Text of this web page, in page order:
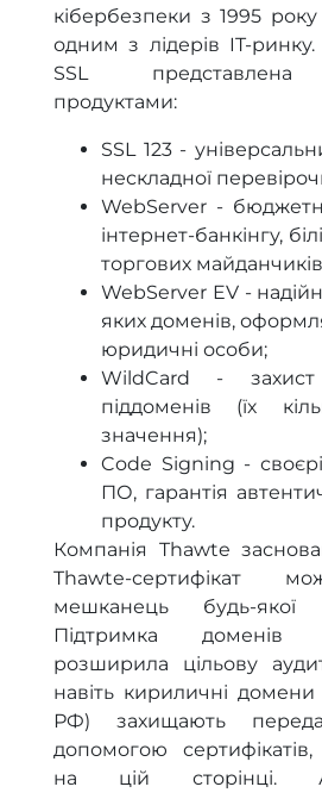
кібербезпеки з 1995 року
одним з лідерів IT-ринку.
SSL представлена
продуктами:
SSL 123 -
нескладної
WebServer -
інтернет-банкінгу,
торгових
WebServer EV -
яких доменів,
юридичні особи;
WildCard - захист
піддоменів (їх
значення);
Code Signing -
ПО, гарантія
продукту.
Компанія Thawte
Thawte-сертифікат
мешканець будь-якої
Підтримка доменів
розширила цільову
навіть кириличні
РФ) захищають
допомогою
на цій сторінці.